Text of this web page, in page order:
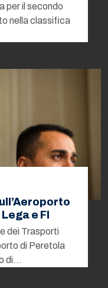
per il secondo
nella classifica
e FI
dei Trasporti
di Peretola
di…